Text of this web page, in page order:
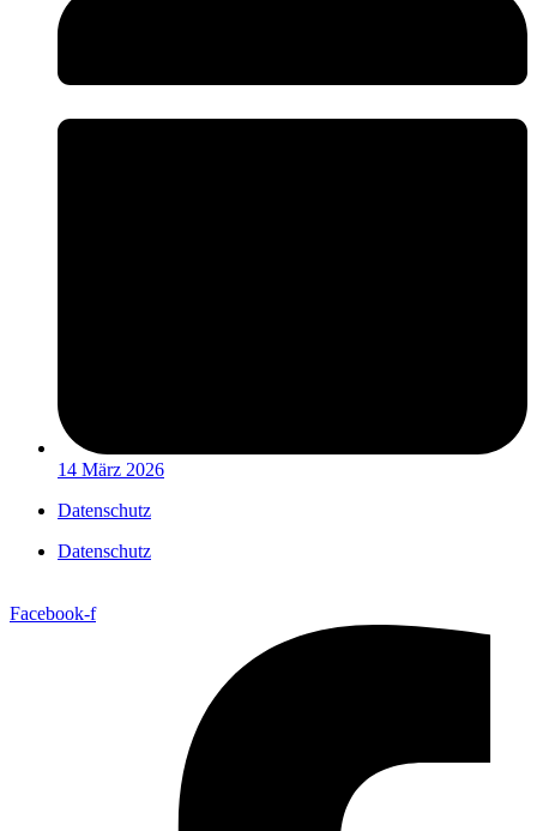
14 März 2026
Datenschutz
Datenschutz
Facebook-f